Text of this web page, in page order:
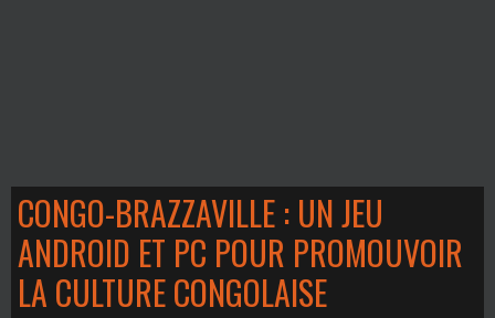
CONGO-BRAZZAVILLE : UN JEU
ANDROID ET PC POUR PROMOUVOIR
LA CULTURE CONGOLAISE